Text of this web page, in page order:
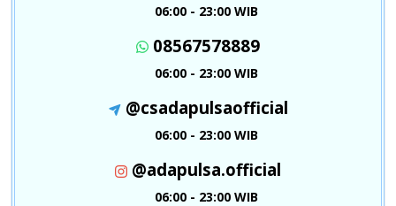
06:00 - 23:00 WIB
08567578889
06:00 - 23:00 WIB
@csadapulsaofficial
06:00 - 23:00 WIB
@adapulsa.official
06:00 - 23:00 WIB